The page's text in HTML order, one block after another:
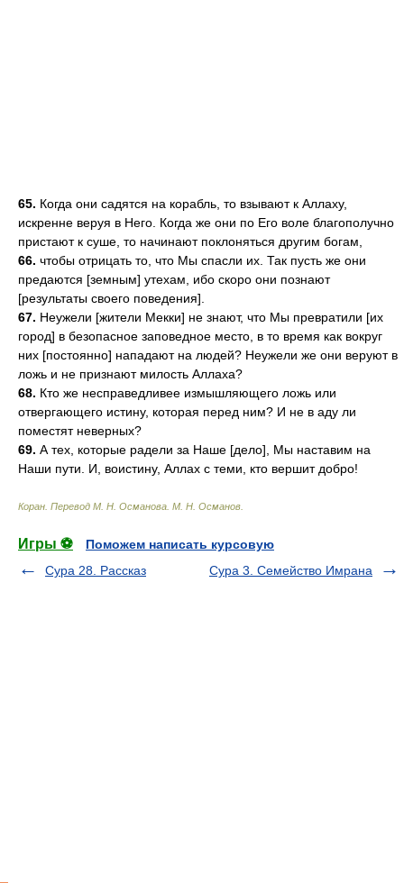
65. Когда они садятся на корабль, то взывают к Аллаху,
искренне веруя в Него. Когда же они по Его воле благополучно
пристают к суше, то начинают поклоняться другим богам,
66. чтобы отрицать то, что Мы спасли их. Так пусть же они
предаются [земным] утехам, ибо скоро они познают
[результаты своего поведения].
67. Неужели [жители Мекки] не знают, что Мы превратили [их
город] в безопасное заповедное место, в то время как вокруг
них [постоянно] нападают на людей? Неужели же они веруют в
ложь и не признают милость Аллаха?
68. Кто же несправедливее измышляющего ложь или
отвергающего истину, которая перед ним? И не в аду ли
поместят неверных?
69. А тех, которые радели за Наше [дело], Мы наставим на
Наши пути. И, воистину, Аллах с теми, кто вершит добро!
Коран. Перевод М. Н. Османова М. Н. Османов
Игры ⚽
Поможем написать курсовую
Сура 28. Рассказ
Сура 3. Семейство Имрана